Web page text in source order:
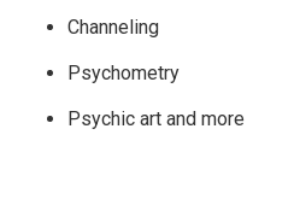
Channeling
Psychometry
Psychic art and more